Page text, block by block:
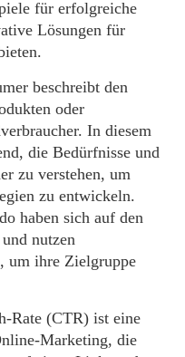
für erfolgreiche
Lösungen für
beschreibt den
oder
In diesem
die Bedürfnisse und
zu verstehen, um
zu entwickeln.
haben sich auf den
nutzen
, um ihre Zielgruppe
Rate (CTR) ist eine
Marketing, die